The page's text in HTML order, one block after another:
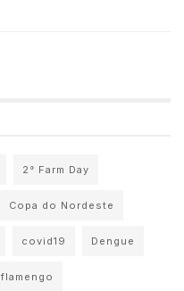
2° Farm Day
Copa do Nordeste
covid19 Dengue
flamengo